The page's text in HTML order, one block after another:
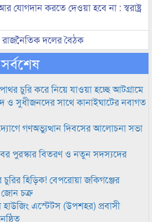
করতে দেওয়া হবে না : স্বরাষ্ট্র
রাজনৈতিক দলের বৈঠক
সর্বশেষ
চুরি করে নিয়ে যাওয়া হচ্ছে আটগ্রামে
ও সুধীজনদের সাথে কানাইঘাটের নবাগত
গণঅভ্যুত্থান দিবসের আলোচনা সভা
পুরস্কার বিতরণ ও নতুন সদস্যদের
হিড়িক! বেপরোয়া জকিগঞ্জের
জোন চক্র
এস্টেটস (উপশহর) প্রবাসী